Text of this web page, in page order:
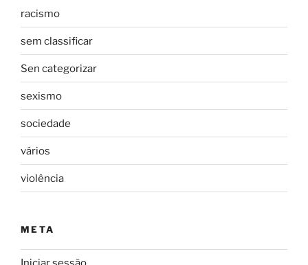
racismo
sem classificar
Sen categorizar
sexismo
sociedade
vários
violência
META